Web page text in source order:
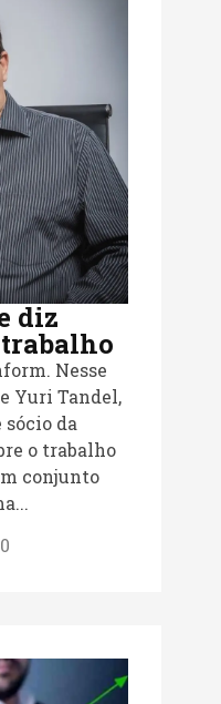
diz
trabalho
Nesse
Yuri Tandel,
da
o trabalho
conjunto